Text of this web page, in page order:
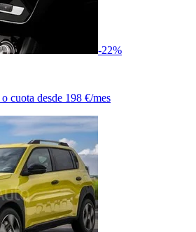
-22%
o cuota desde 198 €/mes